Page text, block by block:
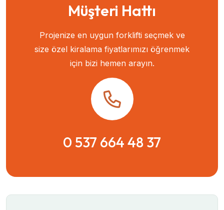
Müşteri Hattı
Projenize en uygun forklifti seçmek ve
size özel kiralama fiyatlarımızı öğrenmek
için bizi hemen arayın.
0 537 664 48 37